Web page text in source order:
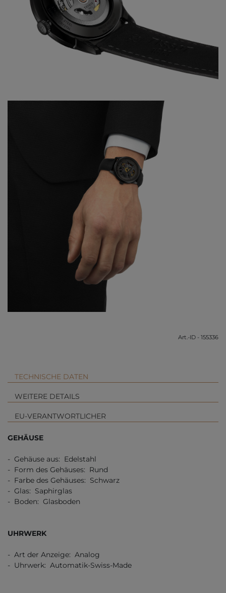
Art.-ID - 155336
TECHNISCHE DATEN
WEITERE DETAILS
EU-VERANTWORTLICHER
GEHÄUSE
- Gehäuse aus: Edelstahl
- Form des Gehäuses: Rund
- Farbe des Gehäuses: Schwarz
- Glas: Saphirglas
- Boden: Glasboden
UHRWERK
- Art der Anzeige: Analog
- Uhrwerk: Automatik-Swiss-Made